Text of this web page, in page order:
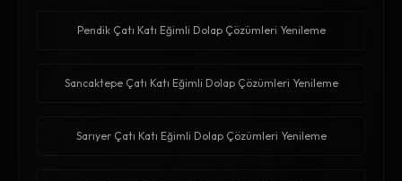
Pendik Çatı Katı Eğimli Dolap Çözümleri Yenileme
Sancaktepe Çatı Katı Eğimli Dolap Çözümleri Yenileme
Sarıyer Çatı Katı Eğimli Dolap Çözümleri Yenileme